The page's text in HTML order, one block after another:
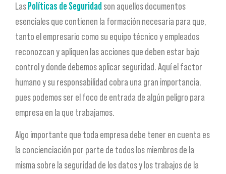
Las Políticas de Seguridad son aquellos documentos
esenciales que contienen la formación necesaria para que,
tanto el empresario como su equipo técnico y empleados
reconozcan y apliquen las acciones que deben estar bajo
control y donde debemos aplicar seguridad. Aquí el factor
humano y su responsabilidad cobra una gran importancia,
pues podemos ser el foco de entrada de algún peligro para
empresa en la que trabajamos.
Algo importante que toda empresa debe tener en cuenta es
la concienciación por parte de todos los miembros de la
misma sobre la seguridad de los datos y los trabajos de la